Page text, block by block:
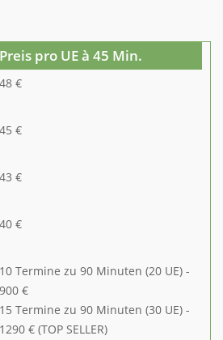
Preis pro UE à 45 Min.
48 €
45 €
43 €
40 €
10 Termine zu 90 Minuten (20 UE) -
900 €
15 Termine zu 90 Minuten (30 UE) -
1290 € (TOP SELLER)